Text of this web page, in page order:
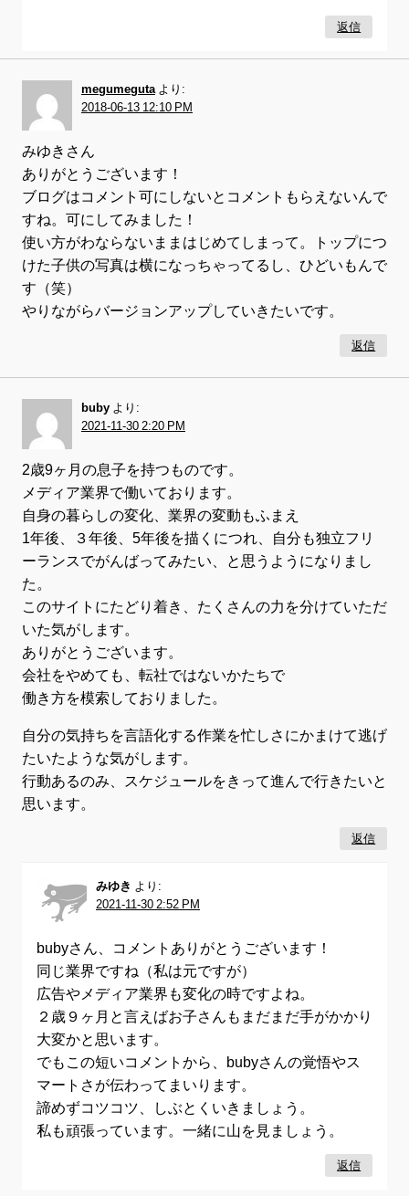
返信
megumeguta より:
2018-06-13 12:10 PM
みゆきさん
ありがとうございます！
ブログはコメント可にしないとコメントもらえないんで
すね。可にしてみました！
使い方がわならないままはじめてしまって。トップにつ
けた子供の写真は横になっちゃってるし、ひどいもんで
す（笑）
やりながらバージョンアップしていきたいです。
返信
buby より:
2021-11-30 2:20 PM
2歳9ヶ月の息子を持つものです。
メディア業界で働いております。
自身の暮らしの変化、業界の変動もふまえ
1年後、３年後、5年後を描くにつれ、自分も独立フリ
ーランスでがんばってみたい、と思うようになりまし
た。
このサイトにたどり着き、たくさんの力を分けていただ
いた気がします。
ありがとうございます。
会社をやめても、転社ではないかたちで
働き方を模索しておりました。
自分の気持ちを言語化する作業を忙しさにかまけて逃げ
たいたような気がします。
行動あるのみ、スケジュールをきって進んで行きたいと
思います。
返信
みゆき より:
2021-11-30 2:52 PM
bubyさん、コメントありがとうございます！
同じ業界ですね（私は元ですが）
広告やメディア業界も変化の時ですよね。
２歳９ヶ月と言えばお子さんもまだまだ手がかかり
大変かと思います。
でもこの短いコメントから、bubyさんの覚悟やス
マートさが伝わってまいります。
諦めずコツコツ、しぶとくいきましょう。
私も頑張っています。一緒に山を見ましょう。
返信